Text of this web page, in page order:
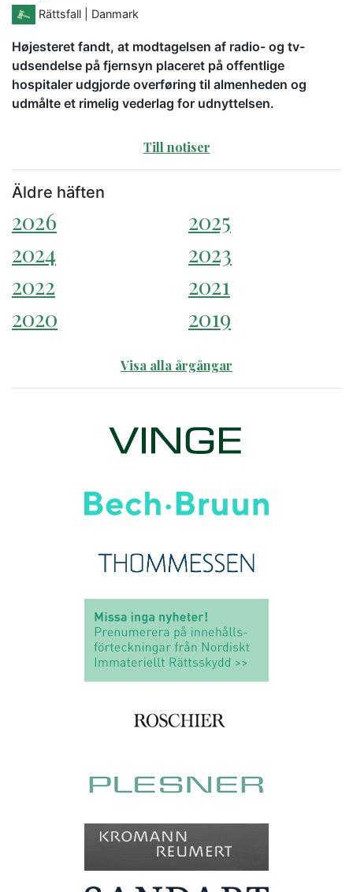
Rättsfall | Danmark
Højesteret fandt, at modtagelsen af radio- og tv-
udsendelse på fjernsyn placeret på offentlige
hospitaler udgjorde overføring til almenheden og
udmålte et rimelig vederlag for udnyttelsen.
Till notiser
Äldre häften
2026
2025
2024
2023
2022
2021
2020
2019
Visa alla årgångar